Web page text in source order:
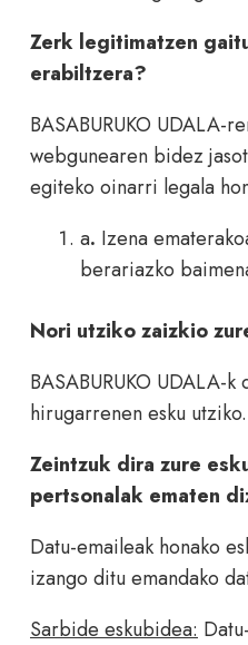
Zerk legitimatzen
erabiltzera?
BASABURUKO UDALA-
webgunearen bidez
egiteko oinarri legala
a. Izena
berariazko
Nori utziko zaizkio
BASABURUKO UDALA-
hirugarrenen esku utziko.
Zeintzuk dira zure
pertsonalak ematen
Datu-emaileak honako
izango ditu emandako
Sarbide eskubidea: